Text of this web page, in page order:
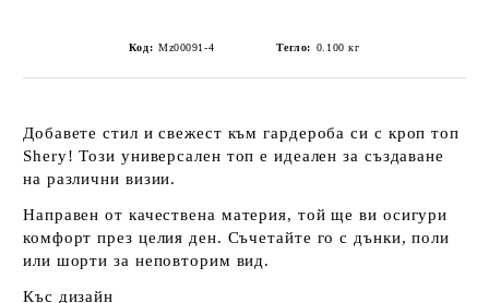
Код: Mz00091-4 Тегло: 0.100 кг
Добавете стил и свежест към гардероба си с кроп топ
Shery! Този универсален топ е идеален за създаване
на различни визии.
Направен от качествена материя, той ще ви осигури
комфорт през целия ден. Съчетайте го с дънки, поли
или шорти за неповторим вид.
Къс дизайн